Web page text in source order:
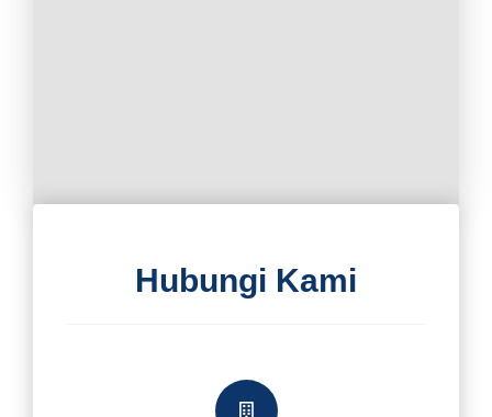
Hubungi Kami